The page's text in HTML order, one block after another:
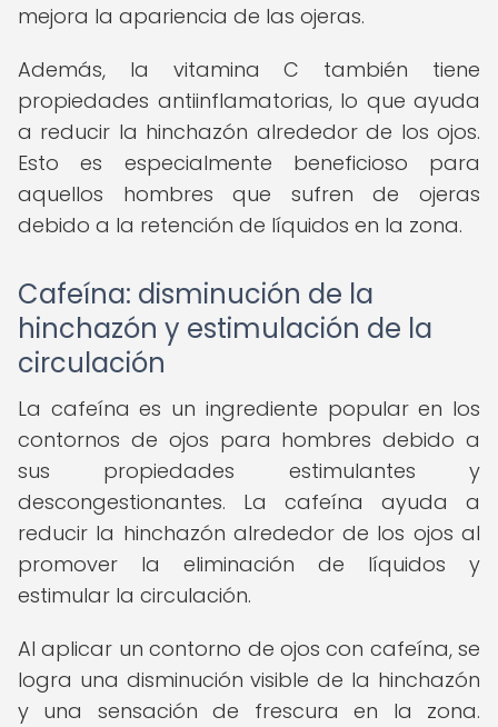
mejora la apariencia de las ojeras.
Además, la vitamina C también tiene
propiedades antiinflamatorias, lo que ayuda
a reducir la hinchazón alrededor de los ojos.
Esto es especialmente beneficioso para
aquellos hombres que sufren de ojeras
debido a la retención de líquidos en la zona.
Cafeína: disminución de la
hinchazón y estimulación de la
circulación
La cafeína es un ingrediente popular en los
contornos de ojos para hombres debido a
sus propiedades estimulantes y
descongestionantes. La cafeína ayuda a
reducir la hinchazón alrededor de los ojos al
promover la eliminación de líquidos y
estimular la circulación.
Al aplicar un contorno de ojos con cafeína, se
logra una disminución visible de la hinchazón
y una sensación de frescura en la zona.